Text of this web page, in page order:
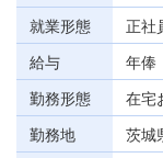
就業形態
正社
給与
年俸
勤務形態
在宅
勤務地
茨城